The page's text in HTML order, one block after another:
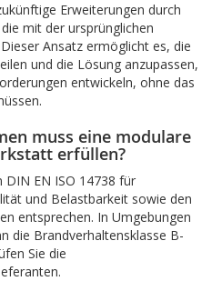
Erweiterungen durch
mit der ursprünglichen
Ansatz ermöglicht es, die
und die Lösung anzupassen,
entwickeln, ohne das
muss eine modulare
erfüllen?
EN ISO 14738 für
und Belastbarkeit sowie den
entsprechen. In Umgebungen
die Brandverhaltensklasse B-
Sie die